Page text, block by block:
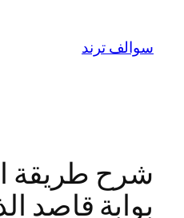
المحتوى
سوالف ترند
شرح طريقة
بوابة قاصد